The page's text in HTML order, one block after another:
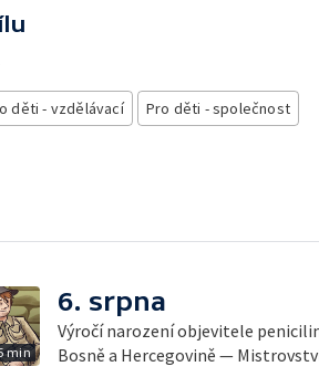
děti - vzdělávací Pro děti - společnost
min
6. srpna
Výročí narození objevitele
Bosně a Hercegovině —